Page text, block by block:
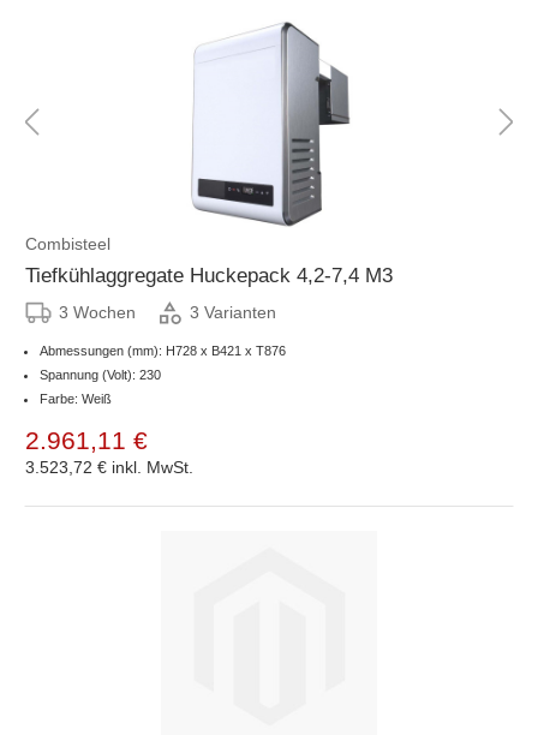
Combisteel
Tiefkühlaggregate Huckepack 4,2-7,4 M3
3 Wochen 3 Varianten
Abmessungen (mm): H728 x B421 x T876
Spannung (Volt): 230
Farbe: Weiß
2.961,11 €
3.523,72 € inkl. MwSt.